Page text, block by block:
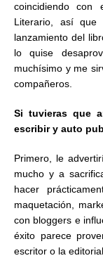
coincidiendo
Literario, así que
lanzamiento del
lo quise
muchísimo y me
compañeros.
Si tuvieras que
escribir y auto
Primero, le
mucho y a
hacer
maquetación,
con bloggers e
éxito parece
escritor o la